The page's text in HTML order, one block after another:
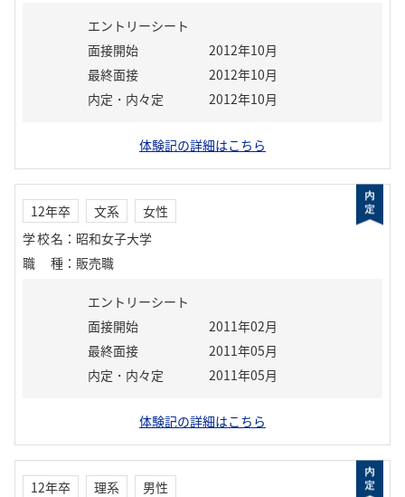
エントリーシート
面接開始
2012年10月
最終面接
2012年10月
内定・内々定
2012年10月
体験記の詳細はこちら
12年卒 文系
女性
学校名 ： 昭和女子大学
職種 ： 販売職
エントリーシート
面接開始
2011年02月
最終面接
2011年05月
内定・内々定
2011年05月
体験記の詳細はこちら
12年卒 理系
男性